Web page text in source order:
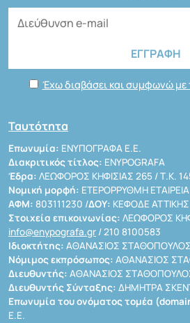
Έχω διαβάσει και συμφωνώ
Ταυτότητα
Επωνυμία: ΕΝΥΠΟΓΡΑΦΑ Ε.Ε.
Διακριτικός τίτλος: ENYPOGRAFA
Έδρα: ΛΕΩΦΟΡΟΣ ΚΗΦΙΣΙΑΣ 265 / Τ.Κ.
Νομική μορφή: ΕΤΕΡΟΡΡΥΘΜΗ ΕΤΑΙΡΕΙΑ
ΑΦΜ: 803111230 /ΔΟΥ: ΚΕΦΟΔΕ ΑΤΤΙΚΗΣ
Στοιχεία επικοινωνίας: ΛΕΩΦΟΡΟΣ
info@enypografa.gr / 210 8100583
Ιδιοκτήτης: ΑΘΑΝΑΣΙΟΣ ΣΤΑΘΟΠΟΥΛΟΣ
Νόμιμος εκπρόσωπος: ΑΘΑΝΑΣΙΟΣ
Διευθυντής: ΑΘΑΝΑΣΙΟΣ
Διευθυντής Σύνταξης: ΔΗΜΗΤΡΑ
Επωνυμία του ονόματος τομέα
Ε.Ε.